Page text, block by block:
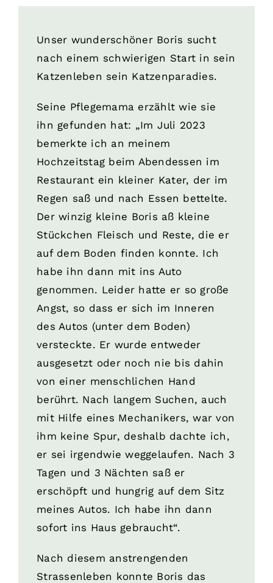
Unser wunderschöner Boris sucht
nach einem schwierigen Start in sein
Katzenleben sein Katzenparadies.
Seine Pflegemama erzählt wie sie
ihn gefunden hat: „Im Juli 2023
bemerkte ich an meinem
Hochzeitstag beim Abendessen im
Restaurant ein kleiner Kater, der im
Regen saß und nach Essen bettelte.
Der winzig kleine Boris aß kleine
Stückchen Fleisch und Reste, die er
auf dem Boden finden konnte. Ich
habe ihn dann mit ins Auto
genommen. Leider hatte er so große
Angst, so dass er sich im Inneren
des Autos (unter dem Boden)
versteckte. Er wurde entweder
ausgesetzt oder noch nie bis dahin
von einer menschlichen Hand
berührt. Nach langem Suchen, auch
mit Hilfe eines Mechanikers, war von
ihm keine Spur, deshalb dachte ich,
er sei irgendwie weggelaufen. Nach 3
Tagen und 3 Nächten saß er
erschöpft und hungrig auf dem Sitz
meines Autos. Ich habe ihn dann
sofort ins Haus gebraucht“.
Nach diesem anstrengenden
Strassenleben konnte Boris das